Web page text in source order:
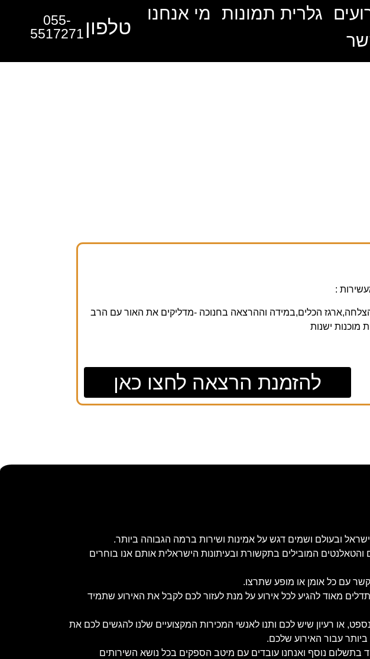
גלרית תמונות
מי אנחנו
טלפון
055-
5517271
:
הכלים,במידה וההרצאה בחנוכה -מדליקים את האור עם הרב
מוכנות ישנות
להזמנת הרצאה לחצו כאן
ובעולם ושמים דגש על אמינות ושירות ברמה הגבוהה ביותר.
המובילים בתקשורת ובעיתונות הישראלית אותם אנו בוחרים
קשר עם כל אומן או מופע שתרצו.
מאוד להגיע לכל אירוע על מנת לעזור לכם לקבל את האירוע שתמיד
או רעיון שיש לכם ותנו לאנשי המכירות המקצועיים שלנו להגשים לכם את
עבור האירוע שלכם.
בתשלום נוסף ואנחנו עובדים עם מיטב הספקים בכל נושא השירותים